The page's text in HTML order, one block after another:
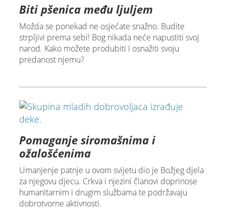
Biti pšenica među ljuljem
Možda se ponekad ne osjećate snažno. Budite
strpljivi prema sebi! Bog nikada neće napustiti svoj
narod. Kako možete produbiti i osnažiti svoju
predanost njemu?
Pomaganje siromašnima i
ožalošćenima
Umanjenje patnje u ovom svijetu dio je Božjeg djela
za njegovu djecu. Crkva i njezini članovi doprinose
humanitarnim i drugim službama te podržavaju
dobrotvorne aktivnosti.